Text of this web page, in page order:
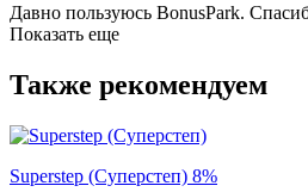
Давно пользуюсь BonusPark.
Показать еще
Также рекомендуем
Superstep (Суперстеп) 8%